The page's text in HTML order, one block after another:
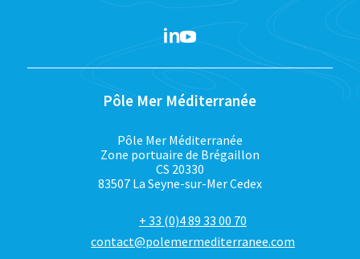
Pôle Mer Méditerranée
Pôle Mer Méditerranée
Zone portuaire de Brégaillon
CS 20330
83507 La Seyne-sur-Mer Cedex
+ 33 (0)4 89 33 00 70
contact@polemermediterranee.com